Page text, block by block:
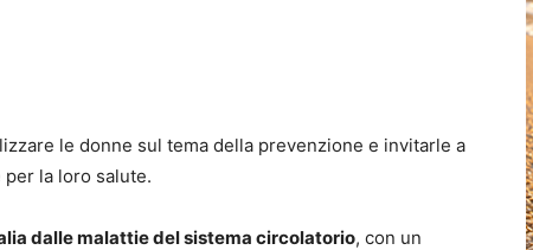
le donne sul tema della prevenzione e invitarle a
la loro salute.
dalle malattie del sistema circolatorio, con un